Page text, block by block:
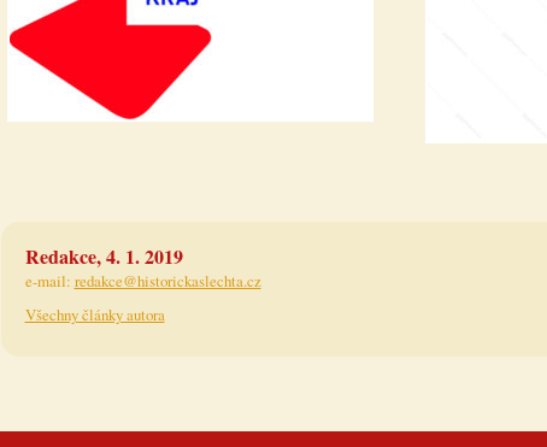
Redakce, 4. 1. 2019
e-mail: redakce@historickaslechta.cz
Všechny články autora